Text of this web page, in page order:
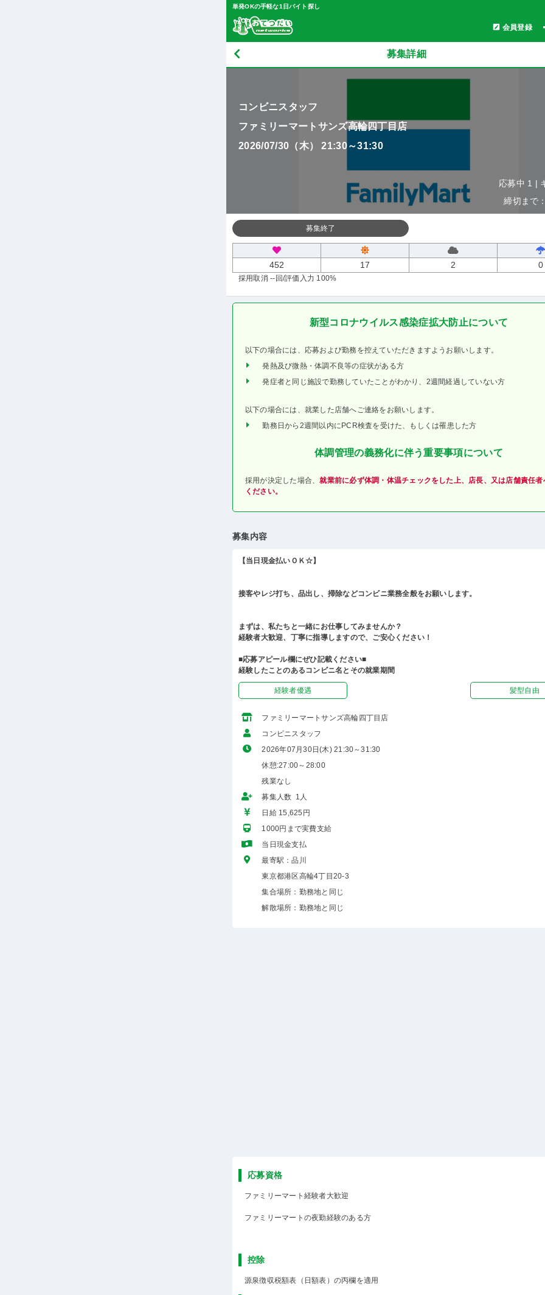
単発OKの手軽な1日バイト探し
会員登録
募集詳細
コンビニスタッフ
ファミリーマートサンズ高輪四丁目店
2026/07/30（木） 21:30～31:30
応募中 1 |
締切まで
募集終了
452 17 2 0
採用取消 --回/評価入力 100%
新型コロナウイルス感染症拡大防止について
以下の場合には、応募および勤務を控えていただきますようお願いします。
発熱及び微熱・体調不良等の症状がある方
発症者と同じ施設で勤務していたことがわかり、2週間経過していない方
以下の場合には、就業した店舗へご連絡をお願いします。
勤務日から2週間以内にPCR検査を受けた、もしくは罹患した方
体調管理の義務化に伴う重要事項について
採用が決定した場合、就業前に必ず体調・体温チェックをした上、店長、又は店舗責任者
ください。
募集内容
【当日現金払いＯＫ☆】
接客やレジ打ち、品出し、掃除などコンビニ業務全般をお願いします。
まずは、私たちと一緒にお仕事してみませんか？
経験者大歓迎、丁寧に指導しますので、ご安心ください！
■応募アピール欄にぜひ記載ください■
経験したことのあるコンビニ名とその就業期間
経験者優遇 髪型自由
ファミリーマートサンズ高輪四丁目店
コンビニスタッフ
2026年07月30日(木) 21:30～31:30
休憩:27:00～28:00
残業なし
募集人数 1人
日給 15,625円
1000円まで実費支給
当日現金支払
最寄駅：品川
東京都港区高輪4丁目20-3
集合場所：勤務地と同じ
解散場所：勤務地と同じ
応募資格
ファミリーマート経験者大歓迎
ファミリーマートの夜勤経験のある方
控除
源泉徴収税額表（日額表）の丙欄を適用